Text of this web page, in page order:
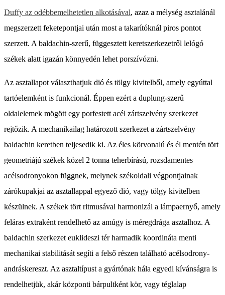
Duffy az odébbemelhetetlen alkotásával, azaz a mélység asztalánál
megszerzett feketepontjai után most a takarítóknál piros pontot
szerzett. A baldachin-szerű, függesztett keretszerkezetről lelógó
székek alatt igazán könnyedén lehet porszívózni.
Az asztallapot választhatjuk dió és tölgy kivitelből, amely egyúttal
tartóelemként is funkcionál. Éppen ezért a duplung-szerű
oldalelemek mögött egy porfestett acél zártszelvény szerkezet
rejtőzik. A mechanikailag határozott szerkezet a zártszelvény
baldachin keretben teljesedik ki. Az éles körvonalú és él mentén tört
geometriájú székek közel 2 tonna teherbírású, rozsdamentes
acélsodronyokon függnek, melynek székoldali végpontjainak
zárókupakjai az asztallappal egyező dió, vagy tölgy kivitelben
készülnek. A székek tört ritmusával harmonizál a lámpaernyő, amely
feláras extraként rendelhető az amúgy is méregdrága asztalhoz. A
baldachin szerkezet euklideszi tér harmadik koordináta menti
mechanikai stabilitását segíti a felső részen található acélsodrony-
andráskereszt. Az asztaltípust a gyártónak hála egyedi kívánságra is
rendelhetjük, akár központi bárpultként kör, vagy téglalap